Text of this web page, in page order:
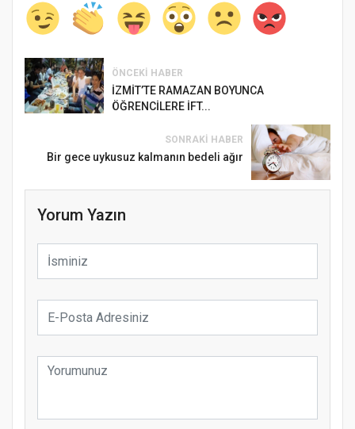
ÖNCEKI HABER
İZMİT’TE RAMAZAN BOYUNCA
ÖĞRENCİLERE İFT...
SONRAKI HABER
Bir gece uykusuz kalmanın bedeli ağır
Yorum Yazın
Samsun Atakum’da Ayasofya Camii
Etkinliği
Türkiye’de insanlar dinle bağlarını